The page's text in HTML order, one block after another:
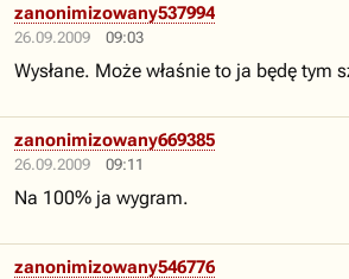
26.09.2009 09:03
zanonimizowany537994
Wysłane. Może właśnie to ja będę tym
26.09.2009 09:11
zanonimizowany669385
Na 100% ja wygram.
zanonimizowany546776